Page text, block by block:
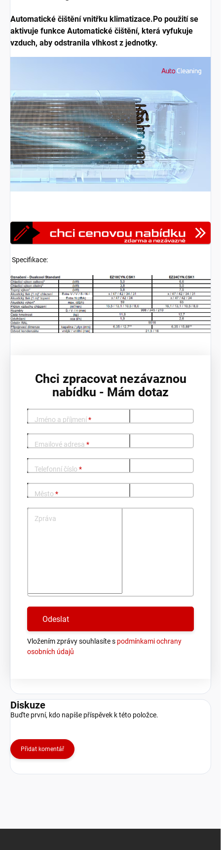
Automatické čištění vnitřku klimatizace.Po použití se
aktivuje funkce Automatické čištění, která vyfukuje
vzduch, aby odstranila vlhkost z jednotky.
Specifikace:
Chci zpracovat nezávaznou
nabídku - Mám dotaz
Jméno a příjmení*
Emailové adresa *
Telefonní číslo *
Město *
Zpráva
Vložením zprávy souhlasíte s podmínkami ochrany
osobních údajů
Diskuze
Buďte první, kdo napíše příspěvek k této položce.
Přidat komentář